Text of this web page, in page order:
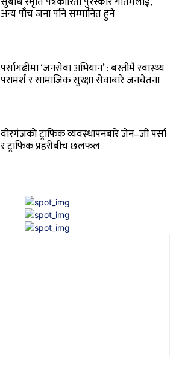
अन्य पाँच जना पनि सम्मानित हुने
पर्सागढीमा ‘जनसेवा अभियान’ : बस्तीमै स्वास्थ्य
परामर्श र सामाजिक सुरक्षा सेवाबारे जनचेतना
वीरगंजकाे ट्राफिक व्यवस्थापनबारे जेन–जी पर्सा
र ट्राफिक प्रहरीबीच छलफल